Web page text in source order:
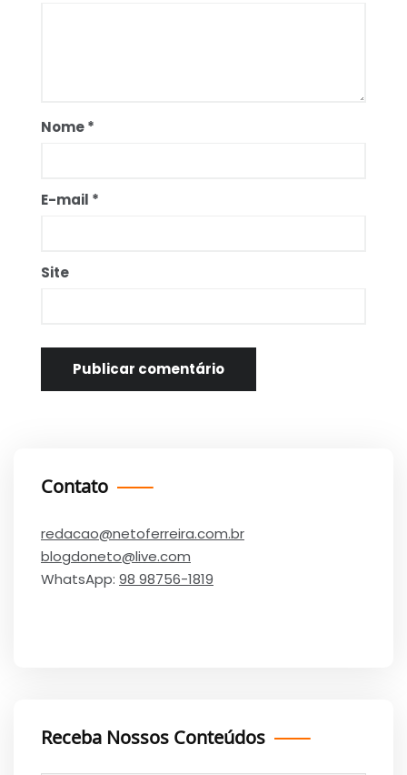
Nome*
E-mail *
Site
Contato
redacao@netoferreira.com.br
blogdoneto@live.com
WhatsApp: 98 98756-1819
Receba Nossos Conteúdos